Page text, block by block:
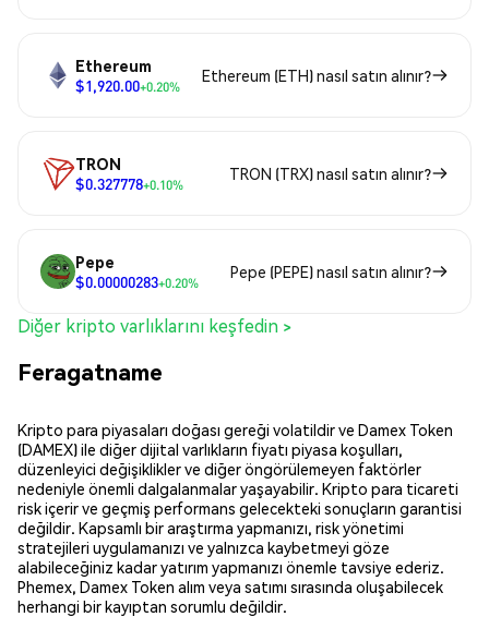
Ethereum
$1,920.00+0.20%
Ethereum (ETH) nasıl satın alınır?
TRON
$0.327778+0.10%
TRON (TRX) nasıl satın alınır?
Pepe
$0.00000283+0.20%
Pepe (PEPE) nasıl satın alınır?
Diğer kripto varlıklarını keşfedin >
Feragatname
Kripto para piyasaları doğası gereği volatildir ve Damex Token
(DAMEX) ile diğer dijital varlıkların fiyatı piyasa koşulları,
düzenleyici değişiklikler ve diğer öngörülemeyen faktörler
nedeniyle önemli dalgalanmalar yaşayabilir. Kripto para ticareti
risk içerir ve geçmiş performans gelecekteki sonuçların garantisi
değildir. Kapsamlı bir araştırma yapmanızı, risk yönetimi
stratejileri uygulamanızı ve yalnızca kaybetmeyi göze
alabileceğiniz kadar yatırım yapmanızı önemle tavsiye ederiz.
Phemex, Damex Token alım veya satımı sırasında oluşabilecek
herhangi bir kayıptan sorumlu değildir.